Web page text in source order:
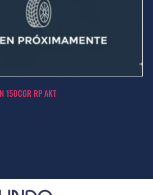
150CGR RP AKT